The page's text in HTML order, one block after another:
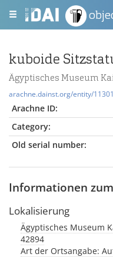
Ägyptisches Museum
arachne.dainst.org/entity/
Arachne ID:
Category:
Old serial number:
Informationen
Lokalisierung
Ägyptisches Museum
42894
Art der Ortsangabe: